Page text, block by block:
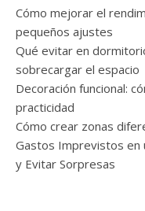
Cómo mejorar el
pequeños ajustes
Qué evitar en
sobrecargar el espacio
Decoración funcional:
practicidad
Cómo crear zonas
Gastos Imprevistos en
y Evitar Sorpresas